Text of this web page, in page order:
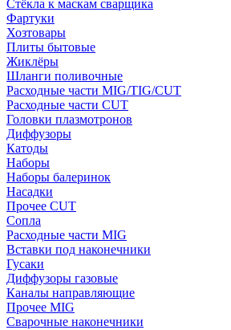
Стёкла к маскам сварщика
Фартуки
Хозтовары
Плиты бытовые
Жиклёры
Шланги поливочные
Расходные части MIG/TIG/CUT
Расходные части CUT
Головки плазмотронов
Диффузоры
Катоды
Наборы
Наборы балеринок
Насадки
Прочее CUT
Сопла
Расходные части MIG
Вставки под наконечники
Гусаки
Диффузоры газовые
Каналы направляющие
Прочее MIG
Сварочные наконечники